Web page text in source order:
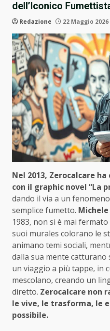
dell’Iconico
Redazione 22 Maggio 2026
Nel 2013, Zerocalcare
con il graphic novel “La
dando il via a un
semplice fumetto. Michele
1983, non si è mai
suoi murales colorano le
animano temi sociali,
dalla sua mente
un viaggio a più tappe, in
mescolano, creando un
diretto. Zerocalcare non
le vive, le trasforma, le
possibile.